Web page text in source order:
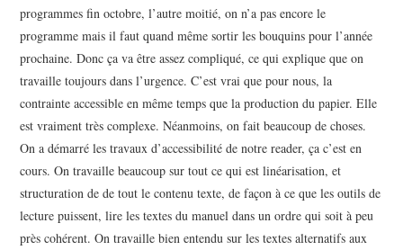
programmes fin octobre, l’autre moitié, on n’a pas encore le
programme mais il faut quand même sortir les bouquins pour l’année
prochaine. Donc ça va être assez compliqué, ce qui explique que on
travaille toujours dans l’urgence. C’est vrai que pour nous, la
contrainte accessible en même temps que la production du papier. Elle
est vraiment très complexe. Néanmoins, on fait beaucoup de choses.
On a démarré les travaux d’accessibilité de notre reader, ça c’est en
cours. On travaille beaucoup sur tout ce qui est linéarisation, et
structuration de de tout le contenu texte, de façon à ce que les outils de
lecture puissent, lire les textes du manuel dans un ordre qui soit à peu
près cohérent. On travaille bien entendu sur les textes alternatifs aux